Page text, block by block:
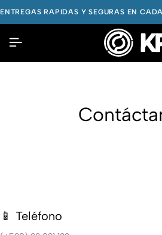
ENTREGAS RAPIDAS Y SEGURAS EN
📱 Teléfono